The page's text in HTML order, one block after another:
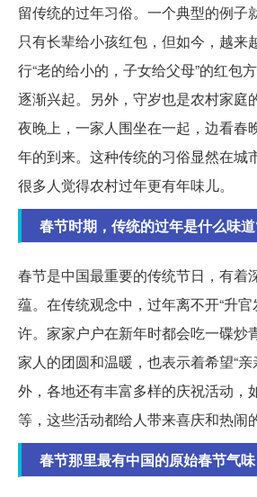
留传统的过年习俗。一个典型的例子
只有长辈给小孩红包，但如今，越来
行“老的给小的，子女给父母”的红包
逐渐兴起。另外，守岁也是农村家庭
夜晚上，一家人围坐在一起，边看春
年的到来。这种传统的习俗显然在城
很多人觉得农村过年更有年味儿。
春节时期，传统的过年是什么味
春节是中国最重要的传统节日，有着
蕴。在传统观念中，过年离不开“升官
许。家家户户在新年时都会吃一碟炒
家人的团圆和温暖，也表示着希望“
外，各地还有丰富多样的庆祝活动，
等，这些活动都给人带来喜庆和热闹
春节那里最有中国的原始春节气味